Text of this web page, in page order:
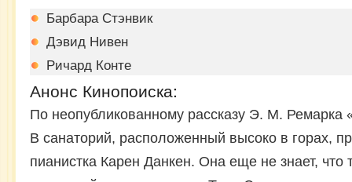
Барбара Стэнвик
Дэвид Нивен
Ричард Конте
Анонс Кинопоиска:
По неопубликованному рассказу Э. М. Ремарка
В санаторий, расположенный высоко в горах,
пианистка Карен Данкен. Она еще не знает, что